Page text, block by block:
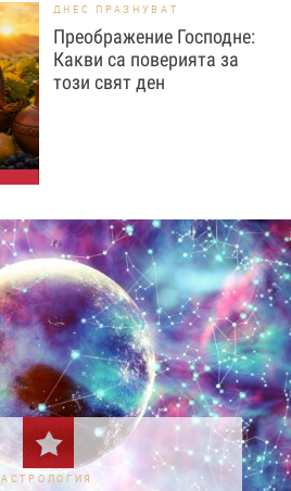
ДНЕС ПРАЗНУВАТ
Преображение Господне:
Какви са поверията за
този свят ден
АСТРОЛОГИЯ